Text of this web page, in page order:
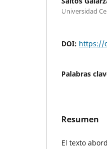
Universidad
DOI: https://
Palabras
Resumen
El texto